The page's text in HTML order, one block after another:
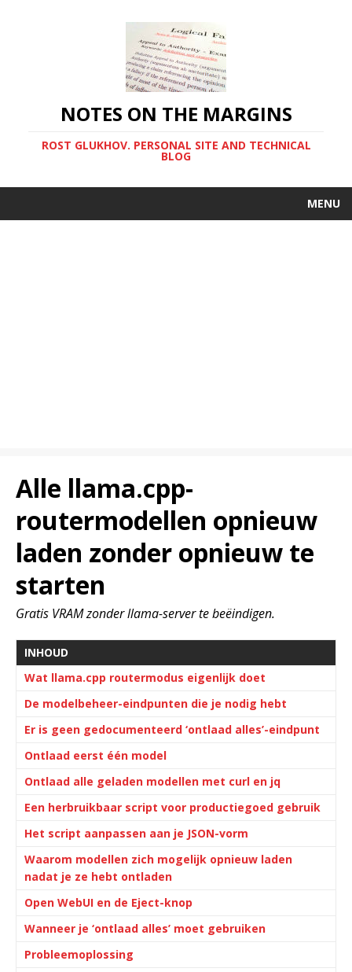
NOTES ON THE MARGINS
ROST GLUKHOV. PERSONAL SITE AND TECHNICAL
BLOG
MENU
Alle llama.cpp-
routermodellen opnieuw
laden zonder opnieuw te
starten
Gratis VRAM zonder llama-server te beëindigen.
INHOUD
Wat llama.cpp routermodus eigenlijk doet
De modelbeheer-eindpunten die je nodig hebt
Er is geen gedocumenteerd ‘ontlaad alles’-eindpunt
Ontlaad eerst één model
Ontlaad alle geladen modellen met curl en jq
Een herbruikbaar script voor productiegoed gebruik
Het script aanpassen aan je JSON-vorm
Waarom modellen zich mogelijk opnieuw laden
nadat je ze hebt ontladen
Open WebUI en de Eject-knop
Wanneer je ‘ontlaad alles’ moet gebruiken
Probleemoplossing